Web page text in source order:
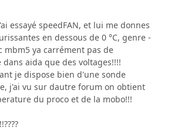
essayé speedFAN, et lui me donnes
en dessous de 0 °C, genre -
mbm5 ya carrément pas de
aida que des voltages!!!!
je dispose bien d'une sonde
j'ai vu sur dautre forum on obtient
du proco et de la mobo!!!